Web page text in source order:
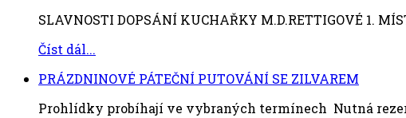
SLAVNOSTI DOPSÁNÍ KUCHAŘKY M.D.RETTIGOVÉ 1.
Číst dál...
PRÁZDNINOVÉ PÁTEČNÍ PUTOVÁNÍ SE ZILVAREM
Prohlídky probíhají ve vybraných termínech Nutná